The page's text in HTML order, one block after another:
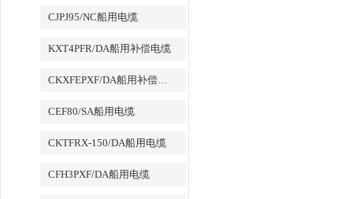
CJPJ95/NC船用电缆
KXT4PFR/DA船用补偿电缆
CKXFEPXF/DA船用补偿电缆
CEF80/SA船用电缆
CKTFRX-150/DA船用电缆
CFH3PXF/DA船用电缆